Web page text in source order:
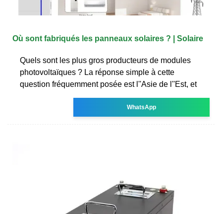
Où sont fabriqués les panneaux solaires ? | Solaire
Quels sont les plus gros producteurs de modules
photovoltaïques ? La réponse simple à cette
question fréquemment posée est l''Asie de l''Est, et
WhatsApp